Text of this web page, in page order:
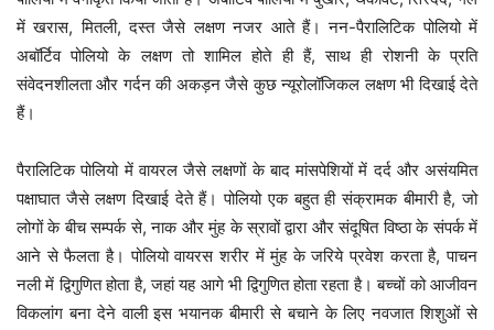
में खरास, मितली, दस्त जैसे लक्षण नजर आते हैं। नन-पैरालिटिक पोलियो में
अबॉर्टिव पोलियो के लक्षण तो शामिल होते ही हैं, साथ ही रोशनी के प्रति
संवेदनशीलता और गर्दन की अकड़न जैसे कुछ न्यूरोलॉजिकल लक्षण भी दिखाई देते
हैं।
पैरालिटिक पोलियो में वायरल जैसे लक्षणों के बाद मांसपेशियों में दर्द और असंयमित
पक्षाघात जैसे लक्षण दिखाई देते हैं। पोलियो एक बहुत ही संक्रामक बीमारी है, जो
लोगों के बीच सम्पर्क से, नाक और मुंह के स्रावों द्वारा और संदूषित विष्ठा के संपर्क में
आने से फैलता है। पोलियो वायरस शरीर में मुंह के जरिये प्रवेश करता है, पाचन
नली में द्विगुणित होता है, जहां यह आगे भी द्विगुणित होता रहता है। बच्चों को आजीवन
विकलांग बना देने वाली इस भयानक बीमारी से बचाने के लिए नवजात शिशुओं से